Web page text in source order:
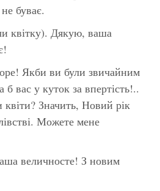
буває.
квітку). Дякую, ваша
Якби ви були звичайним
вас у куток за впертість!..
Значить, Новий рік
Можете мене
величносте! З новим